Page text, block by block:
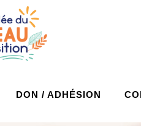
DON / ADHÉSION